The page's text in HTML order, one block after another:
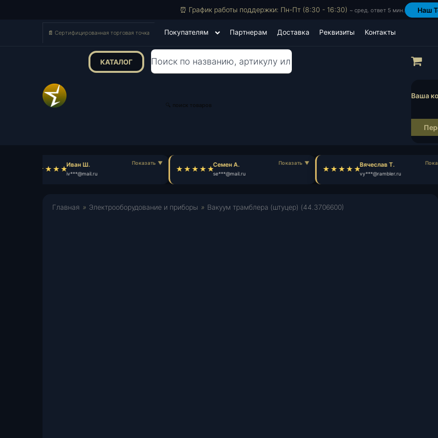
⏰ График работы поддержки: Пн-Пт (8:30 - 16:30) ~ сред. ответ 5 мин. Наш
📄 Сертифицированная торговая точка Покупателям Партнерам Доставка Реквизиты Контакты
КАТАЛОГ Поиск
🔍 поиск товаров
Ваша
Иван Ш.
iv***@mail.ru
Семен А.
se***@mail.ru
Вячеслав Т.
vy***@rambler.ru
Главная » Электрооборудование и приборы » Вакуум трамблера (штуцер) (44.3706600)